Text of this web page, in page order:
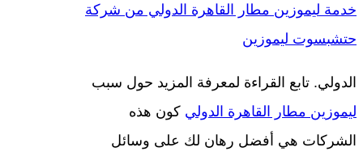
خدمة ليموزين مطار القاهرة الدولي من شركة
حتشبسوت ليموزين
الدولي. تابع القراءة لمعرفة المزيد حول سبب
ليموزين مطار القاهرة الدولي كون هذه
الشركات هي أفضل رهان لك على وسائل